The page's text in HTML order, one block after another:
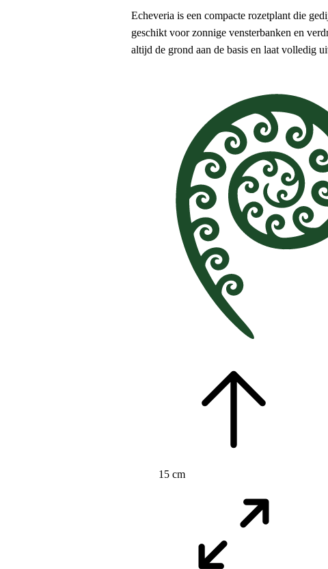
Echeveria is een compacte rozetplant die
geschikt voor zonnige vensterbanken en
altijd de grond aan de basis en laat volledig
15 cm